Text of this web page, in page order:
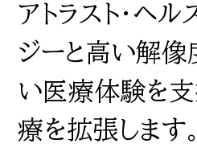
アトラスト・ヘル
ジーと高い解像
い医療体験を支
療を拡張します。